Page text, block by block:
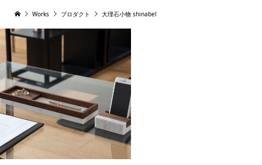
Works プロダクト 大理石小物 shinabel